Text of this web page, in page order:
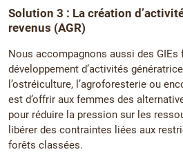
Solution 3 : La création
revenus (AGR)
Nous accompagnons aussi des GIEs
développement d’activités
l’ostréiculture, l’agroforesterie ou
est d’offrir aux femmes des
pour réduire la pression sur les
libérer des contraintes liées aux
forêts classées.